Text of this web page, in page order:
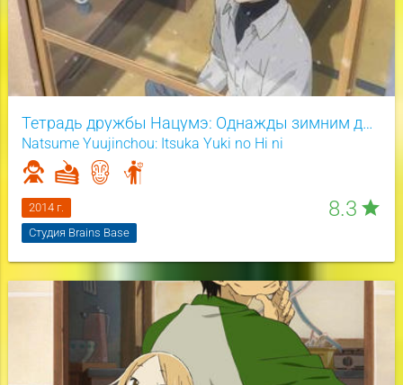
Тетрадь дружбы Нацумэ: Однажды зимним днём
Natsume Yuujinchou: Itsuka Yuki no Hi ni
8.3 star
2014 г.
Студия Brains Base